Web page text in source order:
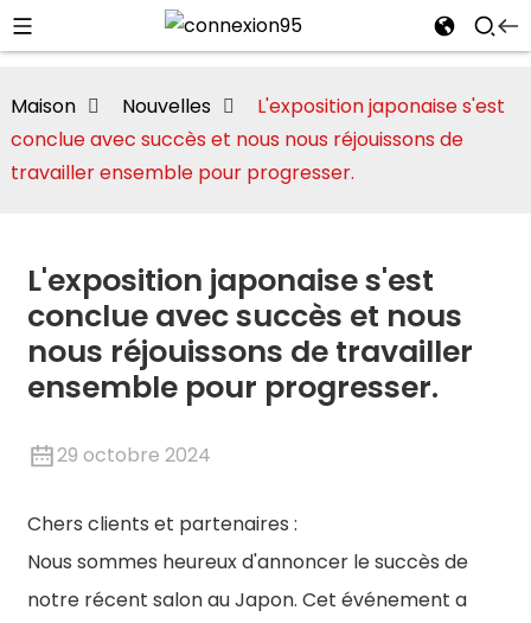
Montmorillonite
Maison Nouvelles
L'exposition japonaise s'est
conclue avec succès et nous nous réjouissons de
travailler ensemble pour progresser.
L'exposition japonaise s'est
conclue avec succès et nous
nous réjouissons de travailler
ensemble pour progresser.
29 octobre 2024
Chers clients et partenaires :
Nous sommes heureux d'annoncer le succès de
notre récent salon au Japon. Cet événement a